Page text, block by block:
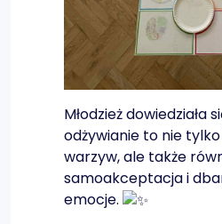
Młodzież dowiedziała
odżywianie to nie
warzyw, ale także
samoakceptacja i
emocje.